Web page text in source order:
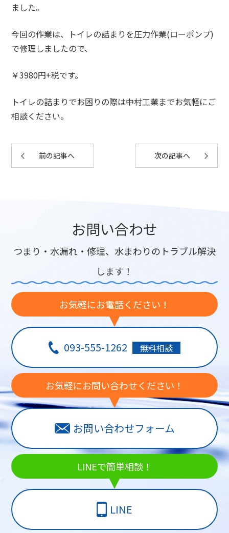
ました。
今回の作業は、トイレの詰まりを圧力作業(ローポンプ)
で修理しましたので、
￥3980円+税です。
トイレの詰まりでお困りの際は中村工業までお気軽にご
相談ください。
前の記事へ 次の記事へ
お問い合わせ
つまり・水漏れ・修理、水まわりのトラブル解決
します！
お気軽にお電話ください！
093-555-1262 無料相談
お気軽にお問い合わせください！
お問い合わせフォーム
LINEで簡単相談！
LINE